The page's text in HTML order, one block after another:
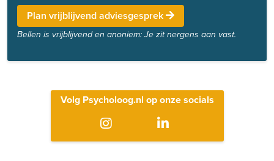
Plan vrijblijvend adviesgesprek
Bellen is vrijblijvend en anoniem: Je zit nergens aan vast.
Volg Psycholoog.nl op onze socials